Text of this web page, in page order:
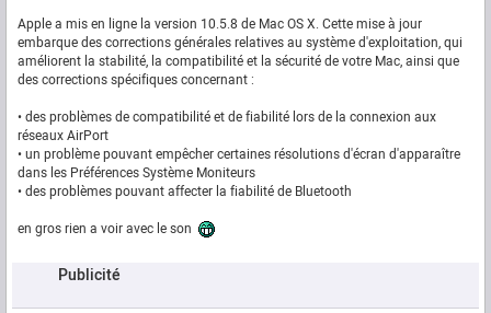
Apple a mis en ligne la version 10.5.8 de Mac OS X. Cette mise à jour
embarque des corrections générales relatives au système d'exploitation, qui
améliorent la stabilité, la compatibilité et la sécurité de votre Mac, ainsi que
des corrections spécifiques concernant :
• des problèmes de compatibilité et de fiabilité lors de la connexion aux
réseaux AirPort
• un problème pouvant empêcher certaines résolutions d'écran d'apparaître
dans les Préférences Système Moniteurs
• des problèmes pouvant affecter la fiabilité de Bluetooth
en gros rien a voir avec le son
Publicité